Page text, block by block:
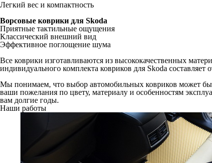
Rapid II
2019-н.в.
Roomster
2006-2015
S
Superb I
2002-2008
Superb II
2008-2015
Superb III
2015-н.в.
Y
Yeti
2009-2018
Автомобильные коврики для Skoda (Шкода) - важный
высококачественных ковриков, идеально подходящих для
Предлагаем два основных вида ковриков для Skoda: